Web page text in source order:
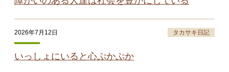
2026年7月12日 タカサキ日記
いっしょにいると心ぷかぷか